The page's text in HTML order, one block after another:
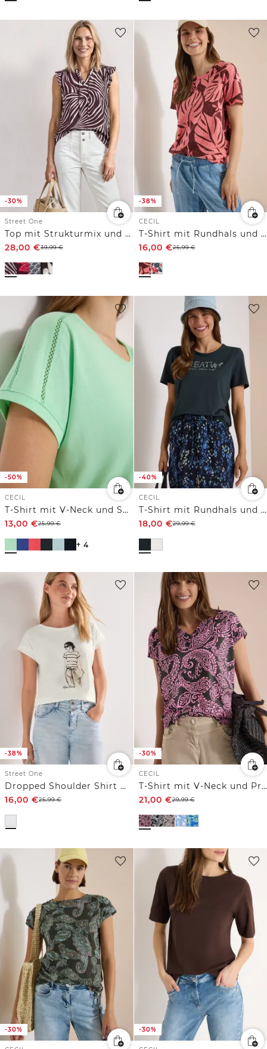
-30%
Street One
Top mit Strukturmix und Crochet-Details
28,00 €39,99€
-38%
CECIL
T-Shirt mit Rundhals und Blätterprint
16,00 €25,99€
-50%
CECIL
T-Shirt mit V-Neck und Spitzendetail
13,00 €25,99€
+ 4
-40%
CECIL
T-Shirt mit Rundhals und Glitzer-Wording
18,00 €29,99€
-38%
Street One
Dropped Shoulder Shirt mit Frontprint
16,00 €25,99€
-30%
CECIL
T-Shirt mit V-Neck und Print
21,00 €29,99€
-30% -30%